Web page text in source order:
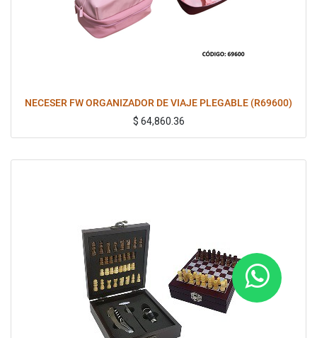
NECESER FW ORGANIZADOR DE VIAJE PLEGABLE (R69600)
$ 64,860.36